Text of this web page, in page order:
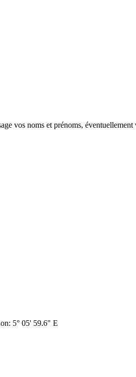
vos noms et prénoms,
5° 05' 59.6" E